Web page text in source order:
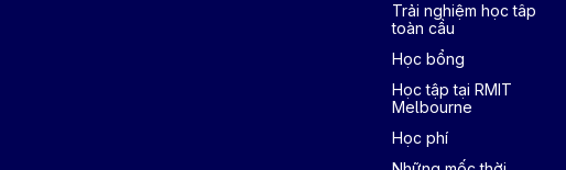
Trải nghiệm học tâp
toàn cầu
Học bổng
Học tập tại RMIT
Melbourne
Học phí